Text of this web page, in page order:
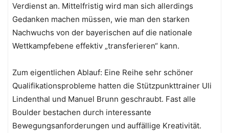
Verdienst an. Mittelfristig wird man sich allerdings
Gedanken machen müssen, wie man den starken
Nachwuchs von der bayerischen auf die nationale
Wettkampfebene effektiv „transferieren“ kann.
Zum eigentlichen Ablauf: Eine Reihe sehr schöner
Qualifikationsprobleme hatten die Stützpunkttrainer Uli
Lindenthal und Manuel Brunn geschraubt. Fast alle
Boulder bestachen durch interessante
Bewegungsanforderungen und auffällige Kreativität.